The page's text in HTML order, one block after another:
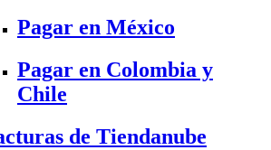
Pagar en México
Pagar en Colombia y
Chile
de Tiendanube